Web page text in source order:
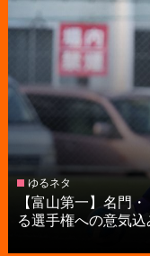
ゆるネタ
【富山第一】名門
る選手権への意気